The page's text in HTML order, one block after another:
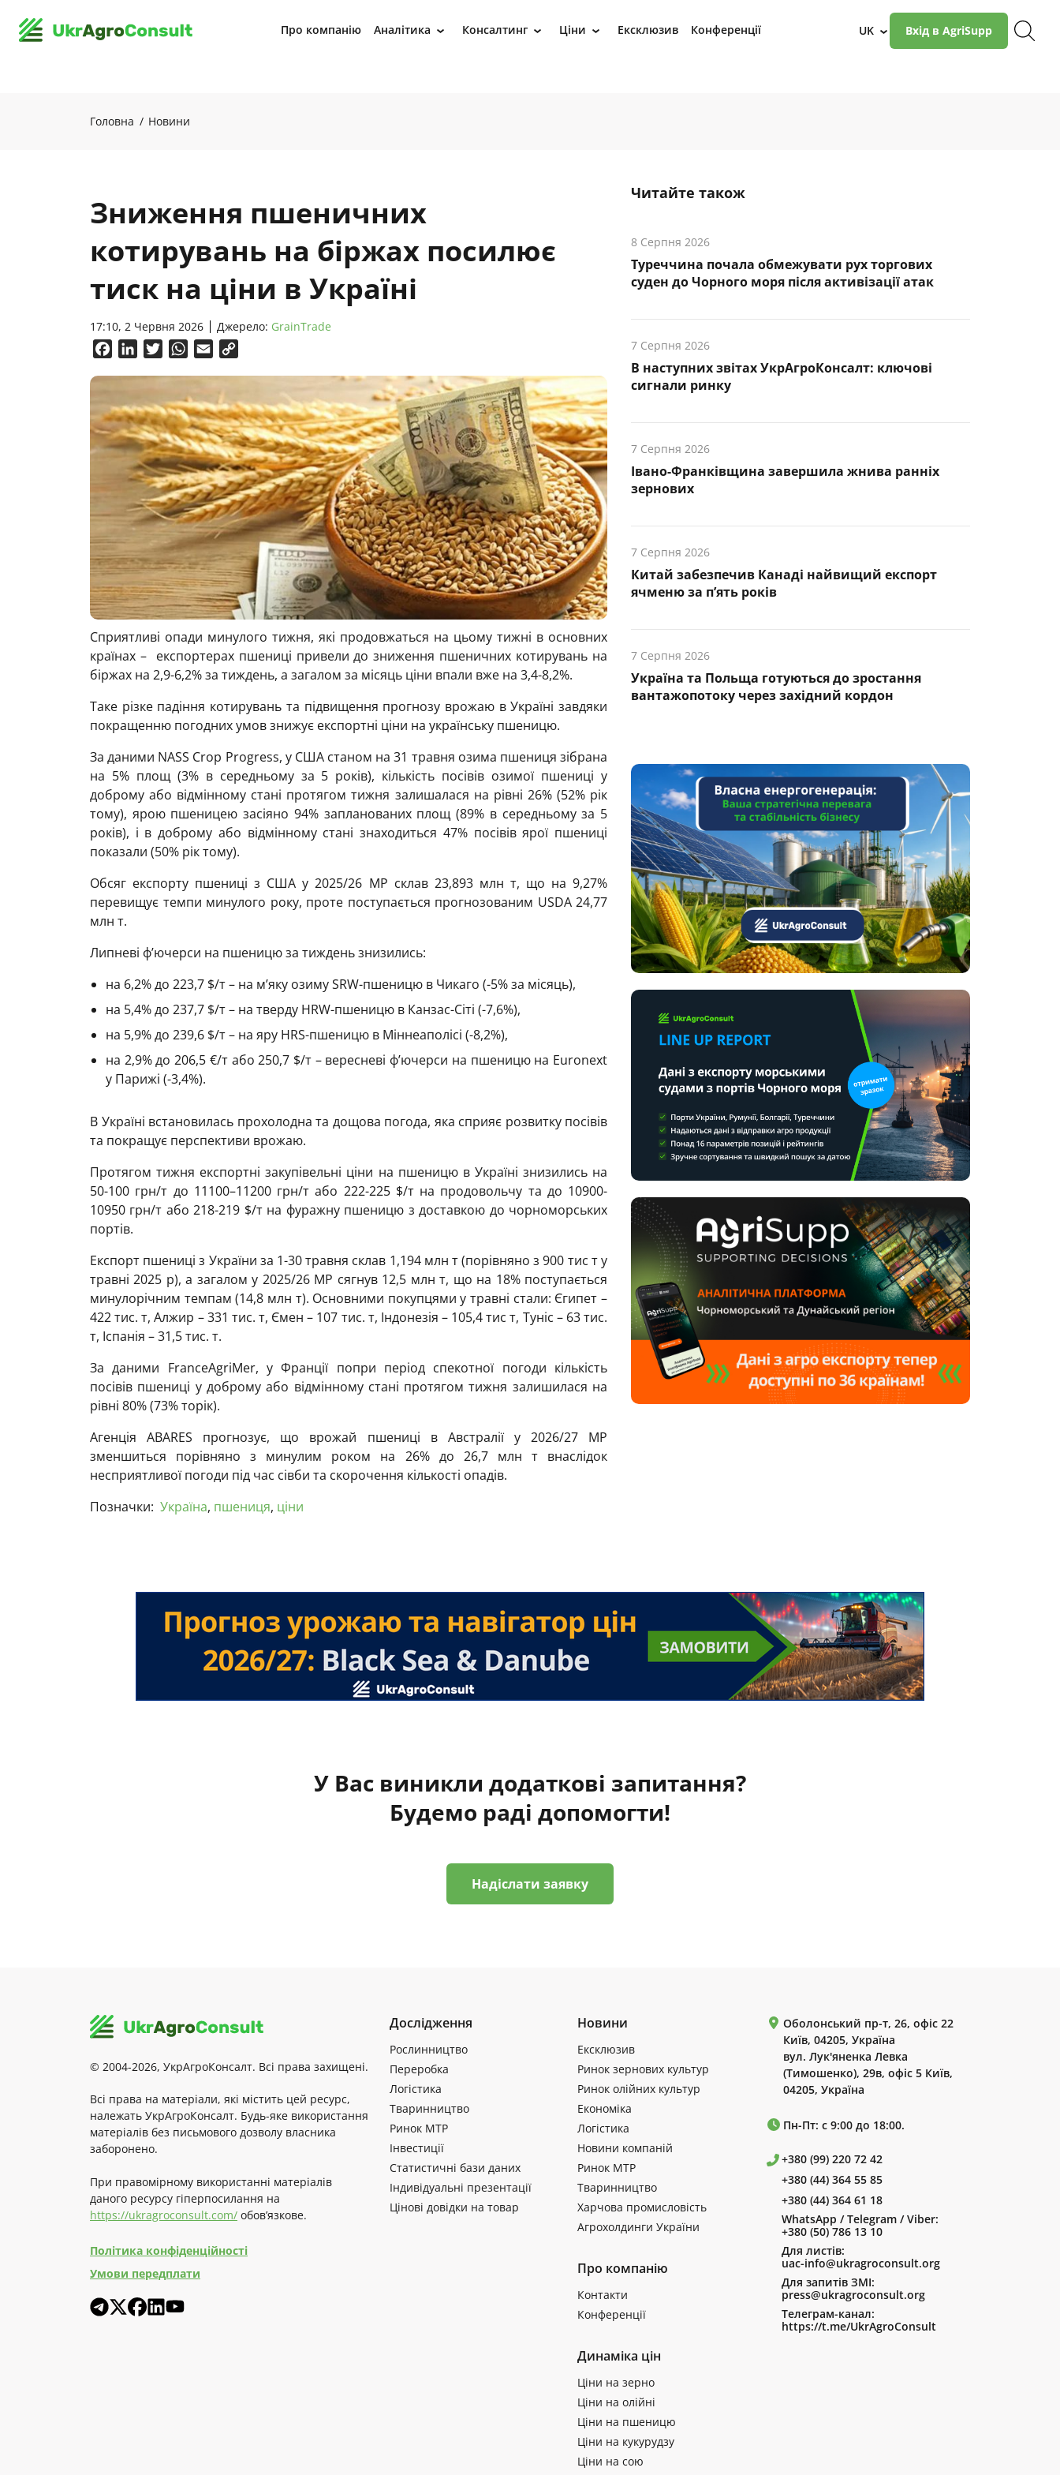
Про компанію Аналітика › Консалтинг › Ціни › Ексклюзив Конференції UK › Вхід в AgriSupp
Головна Новини
Зниження пшеничних
котирувань на біржах посилює
тиск на ціни в Україні
17:10, 2 Червня 2026 Джерело: GrainTrade
FacebookLinkedInTwitterWhatsApp
Email
Сприятливі опади минулого тижня, які продовжаться на цьому тижні в основних
країнах – експортерах пшениці привели до зниження пшеничних котирувань на
біржах на 2,9-6,2% за тиждень, а загалом за місяць ціни впали вже на 3,4-8,2%.
Таке різке падіння котирувань та підвищення прогнозу врожаю в Україні завдяки
покращенню погодних умов знижує експортні ціни на українську пшеницю.
За даними NASS Crop Progress, у США станом на 31 травня озима пшениця зібрана
на 5% площ (3% в середньому за 5 років), кількість посівів озимої пшениці у
доброму або відмінному стані протягом тижня залишалася на рівні 26% (52% рік
тому), ярою пшеницею засіяно 94% запланованих площ (89% в середньому за 5
років), і в доброму або відмінному стані знаходиться 47% посівів ярої пшениці
показали (50% рік тому).
Обсяг експорту пшениці з США у 2025/26 МР склав 23,893 млн т, що на 9,27%
перевищує темпи минулого року, проте поступається прогнозованим USDA 24,77
млн т.
Липневі ф’ючерси на пшеницю за тиждень знизились:
на 6,2% до 223,7 $/т – на м’яку озиму SRW-пшеницю в Чикаго (-5% за місяць),
на 5,4% до 237,7 $/т – на тверду HRW-пшеницю в Канзас-Сіті (-7,6%),
на 5,9% до 239,6 $/т – на яру HRS-пшеницю в Міннеаполісі (-8,2%),
на 2,9% до 206,5 €/т або 250,7 $/т – вересневі ф’ючерси на пшеницю на Euronext
у Парижі (-3,4%).
В Україні встановилась прохолодна та дощова погода, яка сприяє розвитку посівів
та покращує перспективи врожаю.
Протягом тижня експортні закупівельні ціни на пшеницю в Україні знизились на
50-100 грн/т до 11100–11200 грн/т або 222-225 $/т на продовольчу та до 10900-
10950 грн/т або 218-219 $/т на фуражну пшеницю з доставкою до чорноморських
портів.
Експорт пшениці з України за 1-30 травня склав 1,194 млн т (порівняно з 900 тис т у
травні 2025 р), а загалом у 2025/26 МР сягнув 12,5 млн т, що на 18% поступається
минулорічним темпам (14,8 млн т). Основними покупцями у травні стали: Єгипет –
422 тис. т, Алжир – 331 тис. т, Ємен – 107 тис. т, Індонезія – 105,4 тис т, Туніс – 63 тис.
т, Іспанія – 31,5 тис. т.
За даними FranceAgriMer, у Франції попри період спекотної погоди кількість
посівів пшениці у доброму або відмінному стані протягом тижня залишилася на
рівні 80% (73% торік).
Агенція ABARES прогнозує, що врожай пшениці в Австралії у 2026/27 МР
зменшиться порівняно з минулим роком на 26% до 26,7 млн т внаслідок
несприятливої погоди під час сівби та скорочення кількості опадів.
Позначки: Україна, пшениця, ціни
Читайте також
8 Серпня 2026
Туреччина почала обмежувати рух торгових
суден до Чорного моря після активізації атак
7 Серпня 2026
В наступних звітах УкрАгроКонсалт: ключові
cигнали ринку
7 Серпня 2026
Івано-Франківщина завершила жнива ранніх
зернових
7 Серпня 2026
Китай забезпечив Канаді найвищий експорт
ячменю за п’ять років
7 Серпня 2026
Україна та Польща готуються до зростання
вантажопотоку через західний кордон
У Вас виникли додаткові запитання?
Будемо раді допомогти!
Надіслати заявку
© 2004-2026, УкрАгроКонсалт. Всі права захищені.
Всі права на матеріали, які містить цей ресурс,
належать УкрАгроКонсалт. Будь-яке використання
матеріалів без письмового дозволу власника
заборонено.
При правомірному використанні матеріалів
даного ресурсу гіперпосилання на
https://ukragroconsult.com/ обов’язкове.
Політика конфіденційності
Умови передплати
Дослідження
Рослинництво
Переробка
Логістика
Тваринництво
Ринок МТР
Інвестиції
Статистичні бази даних
Індивідуальні презентації
Цінові довідки на товар
Новини
Ексклюзив
Ринок зернових культур
Ринок олійних культур
Економіка
Логістика
Новини компаній
Ринок МТР
Тваринництво
Харчова промисловість
Агрохолдинги України
Про компанію
Контакти
Конференції
Динаміка цін
Ціни на зерно
Ціни на олійні
Ціни на пшеницю
Ціни на кукурудзу
Ціни на сою
Оболонський пр-т, 26, офіс 22
Київ, 04205, Україна
вул. Лук'яненка Левка
(Тимошенко), 29в, офіс 5 Київ,
04205, Україна
Пн-Пт: с 9:00 до 18:00.
+380 (99) 220 72 42
+380 (44) 364 55 85
+380 (44) 364 61 18
WhatsApp / Telegram / Viber:
+380 (50) 786 13 10
Для листів:
uac-info@ukragroconsult.org
Для запитів ЗМІ:
press@ukragroconsult.org
Телеграм-канал:
https://t.me/UkrAgroConsult